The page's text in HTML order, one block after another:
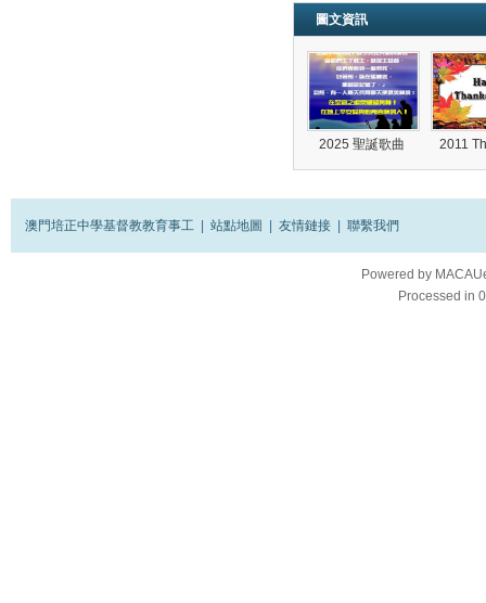
圖文資訊
2025 聖誕歌曲 2011
澳門培正中學基督教教育事工 站點地圖 友情鏈接 聯繫我們
Powered by
Processed in